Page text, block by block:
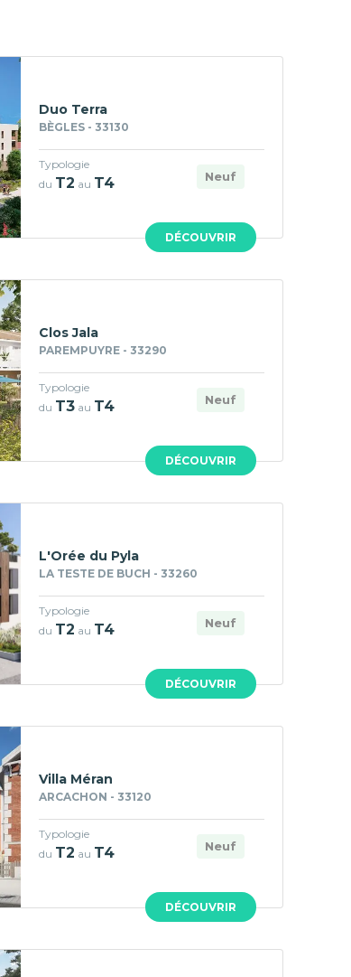
DÉCOUVRIR
Duo Terra
BÈGLES - 33130
Neuf
Typologie
du T2 au T4
DÉCOUVRIR
Clos Jala
PAREMPUYRE - 33290
Neuf
Typologie
du T3 au T4
DÉCOUVRIR
L'Orée du Pyla
LA TESTE DE BUCH - 33260
Neuf
Typologie
du T2 au T4
DÉCOUVRIR
Villa Méran
ARCACHON - 33120
Neuf
Typologie
du T2 au T4